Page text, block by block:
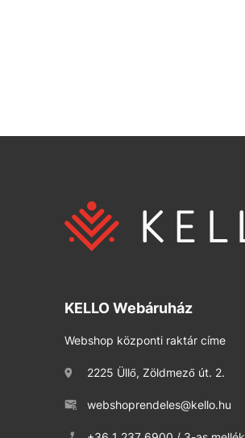
KELLO Webáruház
Webshop központi raktár címe
2225 Üllő, Zöldmező út. 2.
webshoprendeles@kello.hu